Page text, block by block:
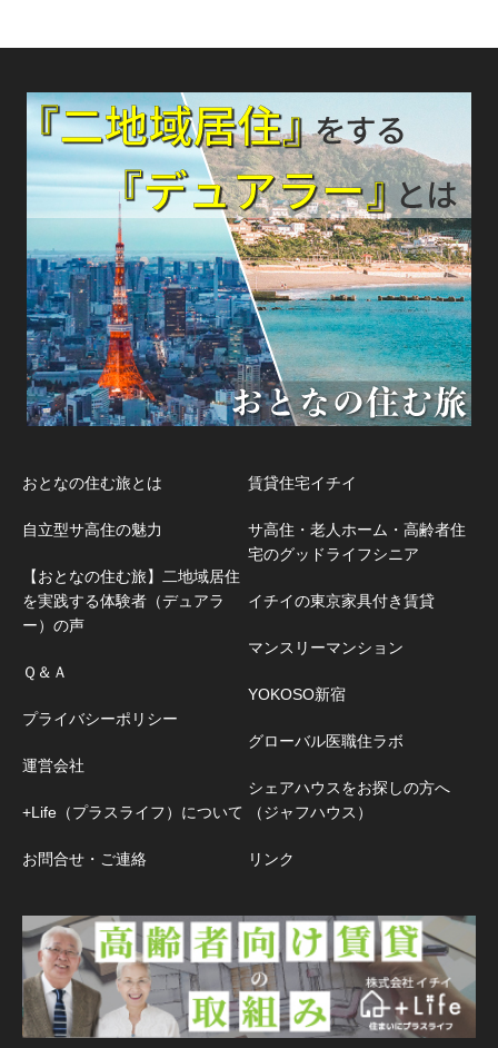
おとなの住む旅とは
自立型サ高住の魅力
【おとなの住む旅】二地域居住
を実践する体験者（デュアラ
ー）の声
Ｑ＆Ａ
プライバシーポリシー
運営会社
+Life（プラスライフ）について
お問合せ・ご連絡
賃貸住宅イチイ
サ高住・老人ホーム・高齢者住
宅のグッドライフシニア
イチイの東京家具付き賃貸
マンスリーマンション
YOKOSO新宿
グローバル医職住ラボ
シェアハウスをお探しの方へ
（ジャフハウス）
リンク